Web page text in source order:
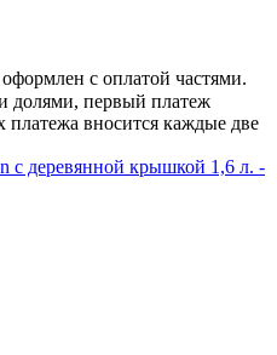
с оплатой частями.
долями, первый платеж
платежа вносится каждые две
с деревянной крышкой 1,6 л. -